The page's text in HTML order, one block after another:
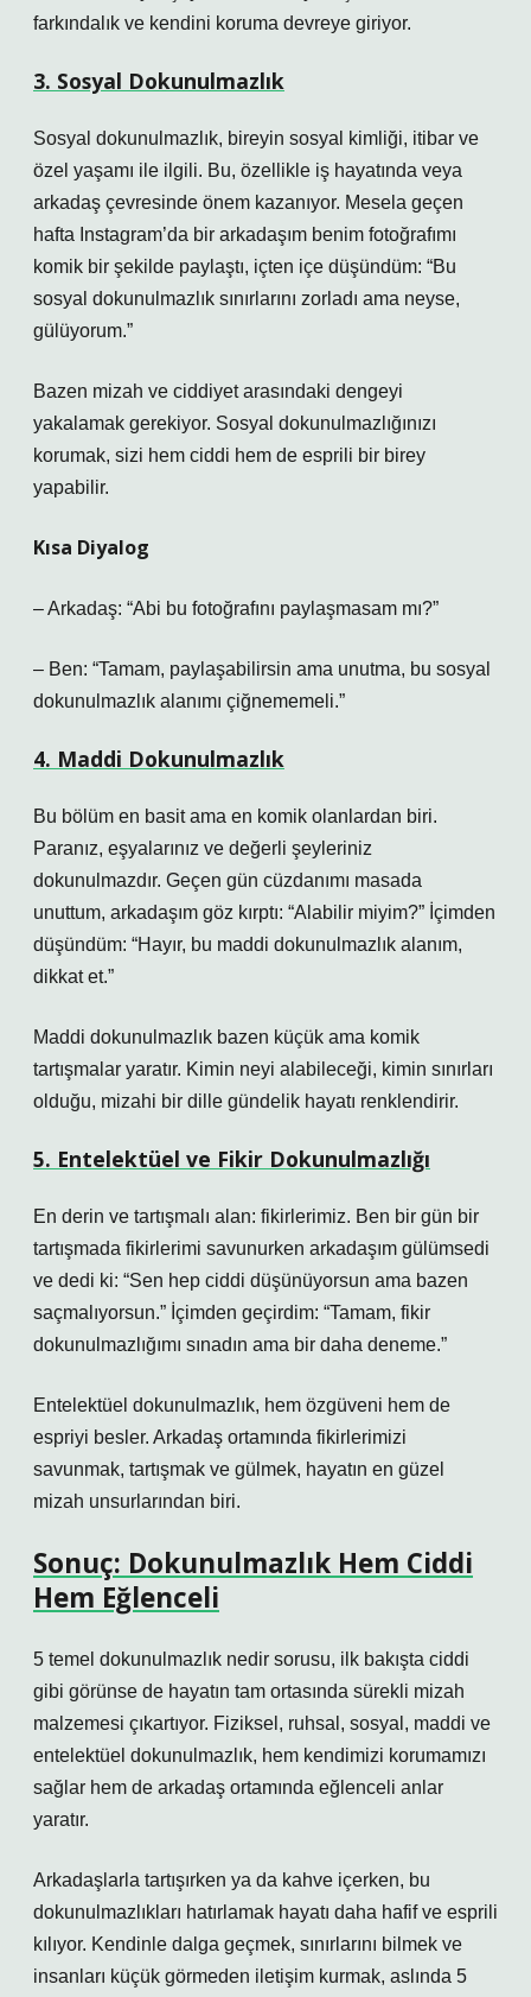
farkındalık ve kendini koruma devreye giriyor.
3. Sosyal Dokunulmazlık
Sosyal dokunulmazlık, bireyin sosyal kimliği, itibar ve
özel yaşamı ile ilgili. Bu, özellikle iş hayatında veya
arkadaş çevresinde önem kazanıyor. Mesela geçen
hafta Instagram’da bir arkadaşım benim fotoğrafımı
komik bir şekilde paylaştı, içten içe düşündüm: “Bu
sosyal dokunulmazlık sınırlarını zorladı ama neyse,
gülüyorum.”
Bazen mizah ve ciddiyet arasındaki dengeyi
yakalamak gerekiyor. Sosyal dokunulmazlığınızı
korumak, sizi hem ciddi hem de esprili bir birey
yapabilir.
Kısa Diyalog
– Arkadaş: “Abi bu fotoğrafını paylaşmasam mı?”
– Ben: “Tamam, paylaşabilirsin ama unutma, bu sosyal
dokunulmazlık alanımı çiğnememeli.”
4. Maddi Dokunulmazlık
Bu bölüm en basit ama en komik olanlardan biri.
Paranız, eşyalarınız ve değerli şeyleriniz
dokunulmazdır. Geçen gün cüzdanımı masada
unuttum, arkadaşım göz kırptı: “Alabilir miyim?” İçimden
düşündüm: “Hayır, bu maddi dokunulmazlık alanım,
dikkat et.”
Maddi dokunulmazlık bazen küçük ama komik
tartışmalar yaratır. Kimin neyi alabileceği, kimin sınırları
olduğu, mizahi bir dille gündelik hayatı renklendirir.
5. Entelektüel ve Fikir Dokunulmazlığı
En derin ve tartışmalı alan: fikirlerimiz. Ben bir gün bir
tartışmada fikirlerimi savunurken arkadaşım gülümsedi
ve dedi ki: “Sen hep ciddi düşünüyorsun ama bazen
saçmalıyorsun.” İçimden geçirdim: “Tamam, fikir
dokunulmazlığımı sınadın ama bir daha deneme.”
Entelektüel dokunulmazlık, hem özgüveni hem de
espriyi besler. Arkadaş ortamında fikirlerimizi
savunmak, tartışmak ve gülmek, hayatın en güzel
mizah unsurlarından biri.
Sonuç: Dokunulmazlık Hem Ciddi
Hem Eğlenceli
5 temel dokunulmazlık nedir sorusu, ilk bakışta ciddi
gibi görünse de hayatın tam ortasında sürekli mizah
malzemesi çıkartıyor. Fiziksel, ruhsal, sosyal, maddi ve
entelektüel dokunulmazlık, hem kendimizi korumamızı
sağlar hem de arkadaş ortamında eğlenceli anlar
yaratır.
Arkadaşlarla tartışırken ya da kahve içerken, bu
dokunulmazlıkları hatırlamak hayatı daha hafif ve esprili
kılıyor. Kendinle dalga geçmek, sınırlarını bilmek ve
insanları küçük görmeden iletişim kurmak, aslında 5